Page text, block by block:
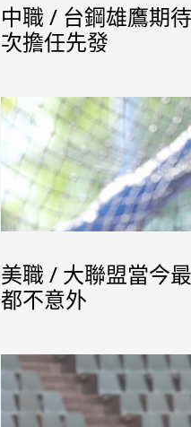
中職 / 台鋼雄鷹期
次擔任先發
美職 / 大聯盟當今
都不意外